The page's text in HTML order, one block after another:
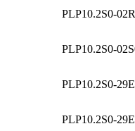
PLP10.2S0-
PLP10.2S0-
PLP10.2S0-
PLP10.2S0-